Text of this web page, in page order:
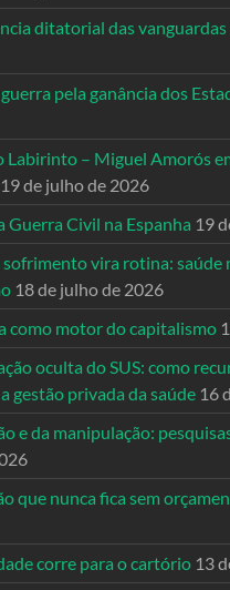
ditatorial das
pela ganância dos
Labirinto – Miguel Amorós
19 de julho de 2026
Guerra Civil na Espanha 19
vira rotina: saúde
18 de julho de 2026
como motor do capitalismo
oculta do SUS: como
gestão privada da saúde 16
e da manipulação:
que nunca fica sem
corre para o cartório 13